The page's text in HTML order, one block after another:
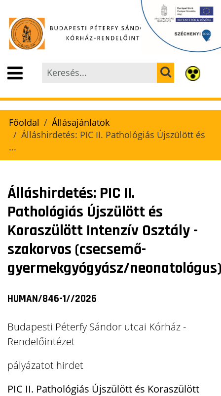
Főoldal
Állásajánlatok
Álláshirdetés: PIC II. Pathológiás Újszülött és
...
Álláshirdetés: PIC II.
Pathológiás Újszülött és
Koraszülött Intenzív Osztály -
szakorvos (csecsemő-
gyermekgyógyász/
HUMAN/846-1//2026
Budapesti Péterfy Sándor utcai Kórház -
Rendelőintézet
pályázatot hirdet
PIC II. Pathológiás Újszülött és Koraszülött